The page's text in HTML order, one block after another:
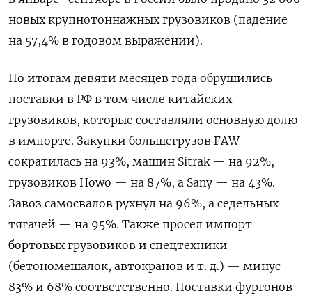
новых крупнотоннажных грузовиков (падение
на 57,4% в годовом выражении).
По итогам девяти месяцев года обрушились
поставки в РФ в том числе китайских
грузовиков, которые составляли основную долю
в импорте. Закупки большегрузов FAW
сократилась на 93%, машин Sitrak — на 92%,
грузовиков Howo — на 87%, а Sany — на 43%.
Завоз самосвалов рухнул на 96%, а седельных
тягачей — на 95%. Также просел импорт
бортовых грузовиков и спецтехники
(бетономешалок, автокранов и т. д.) — минус
83% и 68% соответственно. Поставки фургонов